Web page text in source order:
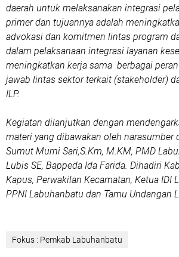
daerah untuk melaksanakan integrasi
primer dan tujuannya adalah
advokasi dan komitmen lintas program
dalam pelaksanaan integrasi layanan
meningkatkan kerja sama berbagai
jawab lintas sektor terkait (stakeholder)
ILP.
Kegiatan dilanjutkan dengan
materi yang dibawakan oleh narasumber
Sumut Murni Sari,S.Km, M.KM, PMD
Lubis SE, Bappeda Ida Farida. Dihadiri
Kapus, Perwakilan Kecamatan, Ketua IDI
PPNI Labuhanbatu dan Tamu Undangan
Fokus : Pemkab Labuhanbatu